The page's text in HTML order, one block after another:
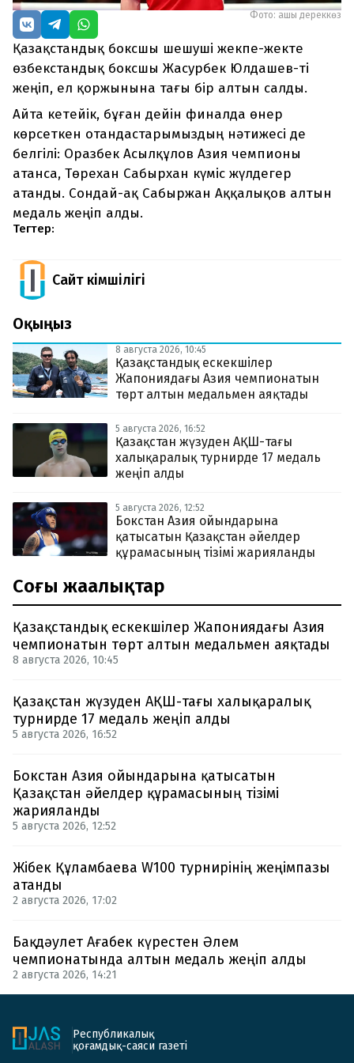
Фото: ашық дереккөз
Қазақстандық боксшы шешуші жекпе-жекте
өзбекстандық боксшы Жасурбек Юлдашев-ті
жеңіп, ел қоржынына тағы бір алтын салды.
Айта кетейік, бұған дейін финалда өнер
көрсеткен отандастарымыздың нәтижесі де
белгілі: Оразбек Асылқұлов Азия чемпионы
атанса, Төрехан Сабырхан күміс жүлдегер
атанды. Сондай-ақ Сабыржан Аққалықов алтын
медаль жеңіп алды.
Тегтер:
Сайт Әкімшілігі
Оқыңыз
8 августа 2026, 10:45
Қазақстандық ескекшілер
Жапониядағы Азия чемпионатын
төрт алтын медальмен аяқтады
5 августа 2026, 16:52
Қазақстан жүзуден АҚШ-тағы
халықаралық турнирде 17 медаль
жеңіп алды
5 августа 2026, 12:52
Бокстан Азия ойындарына
қатысатын Қазақстан әйелдер
құрамасының тізімі жарияланды
Соңғы жаңалықтар
Қазақстандық ескекшілер Жапониядағы Азия
чемпионатын төрт алтын медальмен аяқтады
8 августа 2026, 10:45
Қазақстан жүзуден АҚШ-тағы халықаралық
турнирде 17 медаль жеңіп алды
5 августа 2026, 16:52
Бокстан Азия ойындарына қатысатын
Қазақстан әйелдер құрамасының тізімі
жарияланды
5 августа 2026, 12:52
Жібек Құламбаева W100 турнирінің жеңімпазы
атанды
2 августа 2026, 17:02
Бақдәулет Ағабек күрестен Әлем
чемпионатында алтын медаль жеңіп алды
2 августа 2026, 14:21
Республикалық
қоғамдық-саяси газеті